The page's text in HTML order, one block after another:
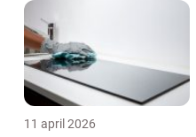
11 april 2026